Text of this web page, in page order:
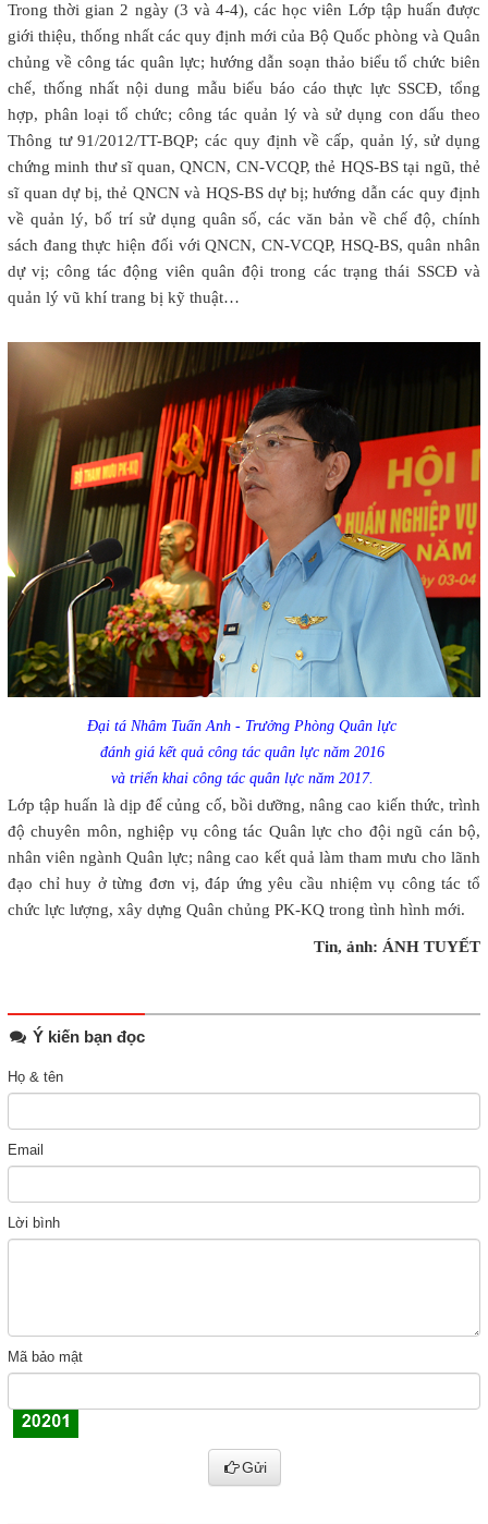
Trong thời gian 2 ngày (3 và 4-4), các học viên Lớp tập huấn được
giới thiệu, thống nhất các quy định mới của Bộ Quốc phòng và Quân
chủng về công tác quân lực; hướng dẫn soạn thảo biểu tổ chức biên
chế, thống nhất nội dung mẫu biểu báo cáo thực lực SSCĐ, tổng
hợp, phân loại tổ chức; công tác quản lý và sử dụng con dấu theo
Thông tư 91/2012/TT-BQP; các quy định về cấp, quản lý, sử dụng
chứng minh thư sĩ quan, QNCN, CN-VCQP, thẻ HQS-BS tại ngũ, thẻ
sĩ quan dự bị, thẻ QNCN và HQS-BS dự bị; hướng dẫn các quy định
về quản lý, bố trí sử dụng quân số, các văn bản về chế độ, chính
sách đang thực hiện đối với QNCN, CN-VCQP, HSQ-BS, quân nhân
dự vị; công tác động viên quân đội trong các trạng thái SSCĐ và
quản lý vũ khí trang bị kỹ thuật…
Đại tá Nhâm Tuấn Anh - Trưởng Phòng Quân lực
đánh giá kết quả công tác quân lực năm 2016
và triển khai công tác quân lực năm 2017.
Lớp tập huấn là dịp để củng cố, bồi dưỡng, nâng cao kiến thức, trình
độ chuyên môn, nghiệp vụ công tác Quân lực cho đội ngũ cán bộ,
nhân viên ngành Quân lực; nâng cao kết quả làm tham mưu cho lãnh
đạo chỉ huy ở từng đơn vị, đáp ứng yêu cầu nhiệm vụ công tác tổ
chức lực lượng, xây dựng Quân chủng PK-KQ trong tình hình mới.
Tin, ảnh: ÁNH TUYẾT
Ý kiến bạn đọc
Họ & tên
Email
Lời bình
Mã bảo mật
Gửi